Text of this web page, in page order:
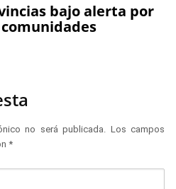
bajo alerta por
no será publicada.
Los campos
*